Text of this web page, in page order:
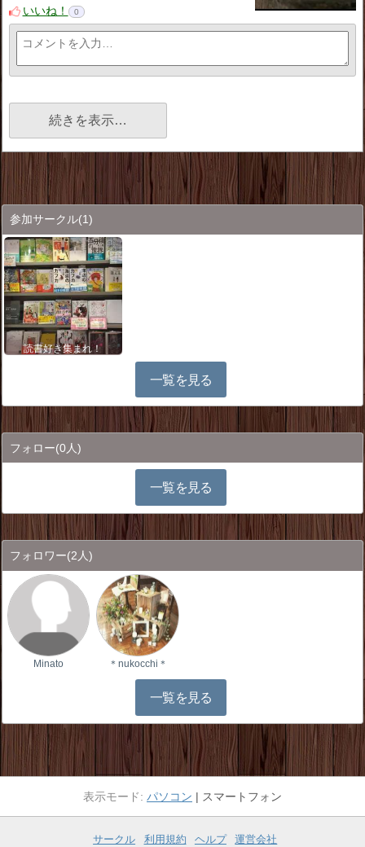
いいね！
0
続きを表示…
参加サークル(1)
読書好き集まれ！
一覧を見る
フォロー(0人)
一覧を見る
フォロワー(2人)
Minato ＊nukocchi＊
一覧を見る
パソコン スマートフォン
サークル 利用規約 ヘルプ 運営会社